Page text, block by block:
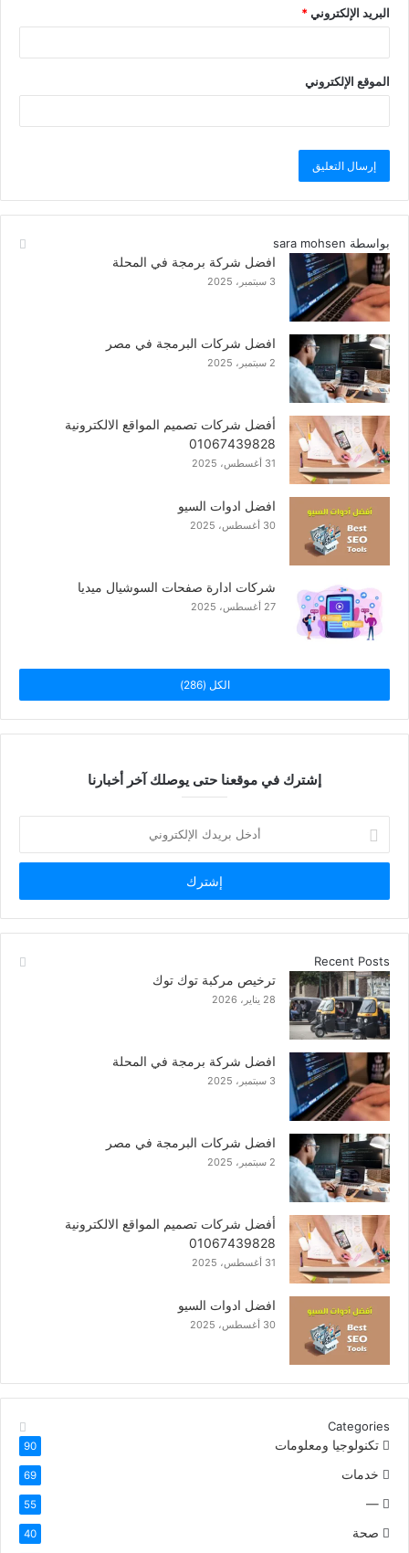
البريد الإلكتروني*
الموقع الإلكتروني
بواسطة sara mohsen
افضل شركة برمجة في المحلة
3 سبتمبر، 2025
افضل شركات البرمجة في مصر
2 سبتمبر، 2025
أفضل شركات تصميم المواقع الالكترونية
01067439828
31 أغسطس، 2025
افضل ادوات السيو
30 أغسطس، 2025
شركات ادارة صفحات السوشيال ميديا
27 أغسطس، 2025
الكل (286)
إشترك في موقعنا حتى يوصلك آخر أخبارنا
بريدك
الإلكتروني
Recent Posts
ترخيص مركبة توك توك
28 يناير، 2026
افضل شركة برمجة في المحلة
3 سبتمبر، 2025
افضل شركات البرمجة في مصر
2 سبتمبر، 2025
أفضل شركات تصميم المواقع الالكترونية
01067439828
31 أغسطس، 2025
افضل ادوات السيو
30 أغسطس، 2025
Categories
تكنولوجيا ومعلومات
90
خدمات 69
—
55
صحة 40